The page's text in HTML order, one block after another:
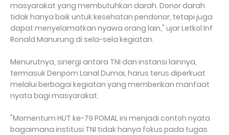
masyarakat yang membutuhkan darah. Donor darah
tidak hanya baik untuk kesehatan pendonor, tetapi juga
dapat menyelamatkan nyawa orang lain," ujar Letkol Inf
Ronald Manurung di sela-sela kegiatan.
Menurutnya, sinergi antara TNI dan instansi lainnya,
termasuk Denpom Lanal Dumai, harus terus diperkuat
melalui berbagai kegiatan yang memberikan manfaat
nyata bagi masyarakat.
"Momentum HUT ke-79 POMAL ini menjadi contoh nyata
bagaimana institusi TNI tidak hanya fokus pada tugas